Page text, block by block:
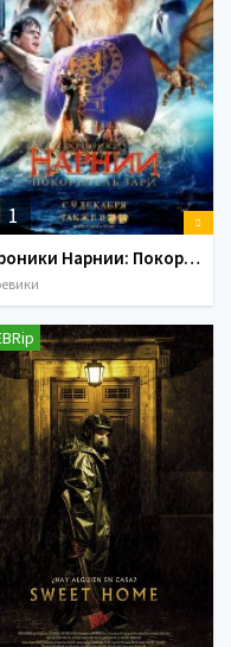
1
Хроники Нарнии: Покоритель Зари / The Chronicles of Narnia: The Voyage of the Dawn Treader (2010) MP4